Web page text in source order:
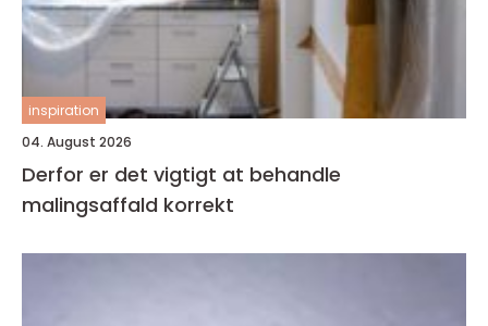
inspiration
04. August 2026
Derfor er det vigtigt at behandle
malingsaffald korrekt